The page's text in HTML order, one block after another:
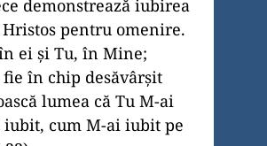
demonstrează iubirea
pentru omenire.
ei şi Tu, în Mine;
în chip desăvârşit
lumea că Tu M-ai
cum M-ai iubit pe